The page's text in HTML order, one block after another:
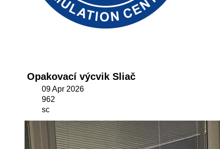
Opakovací výcvik Sliač
09 Apr 2026
962
sc